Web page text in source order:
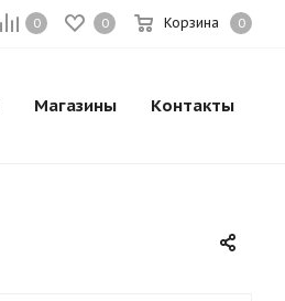
0 0 Корзина 0
Магазины Контакты